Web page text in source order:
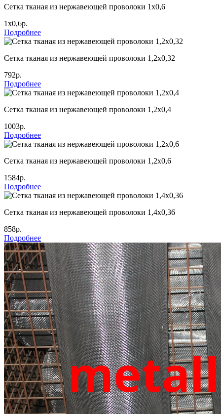
Сетка тканая из нержавеющей проволоки 1х0,6
1х0,6р.
Подробнее
Сетка тканая из нержавеющей проволоки 1,2х0,32
792р.
Подробнее
Сетка тканая из нержавеющей проволоки 1,2х0,4
1003р.
Подробнее
Сетка тканая из нержавеющей проволоки 1,2х0,6
1584р.
Подробнее
Сетка тканая из нержавеющей проволоки 1,4х0,36
858р.
Подробнее